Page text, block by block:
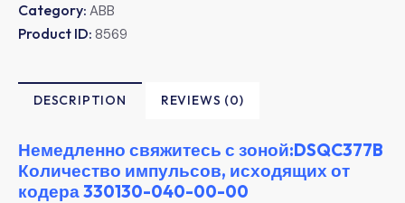
Category: ABB
Product ID: 8569
DESCRIPTION REVIEWS (0)
Немедленно свяжитесь с зоной:DSQC377B
Количество импульсов, исходящих от
кодера 330130-040-00-00